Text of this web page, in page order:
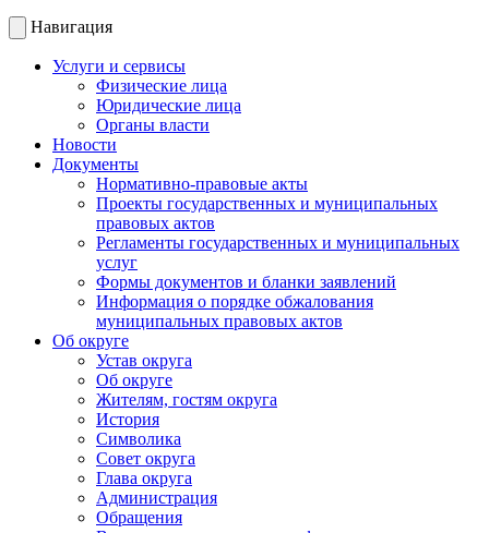
Навигация
Услуги и сервисы
Физические лица
Юридические лица
Органы власти
Новости
Документы
Нормативно-правовые акты
Проекты государственных и муниципальных
правовых актов
Регламенты государственных и муниципальных
услуг
Формы документов и бланки заявлений
Информация о порядке обжалования
муниципальных правовых актов
Об округе
Устав округа
Об округе
Жителям, гостям округа
История
Символика
Совет округа
Глава округа
Администрация
Обращения